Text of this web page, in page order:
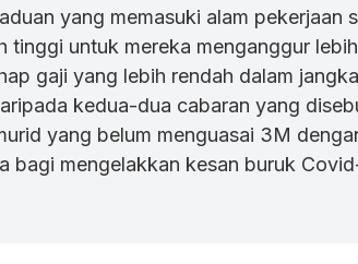
yang memasuki alam pekerjaan
untuk mereka menganggur
gaji yang lebih rendah dalam
kedua-dua cabaran yang
yang belum menguasai 3M
mengelakkan kesan buruk